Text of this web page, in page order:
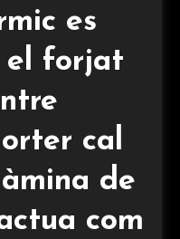
es
el forjat
cal
de
com